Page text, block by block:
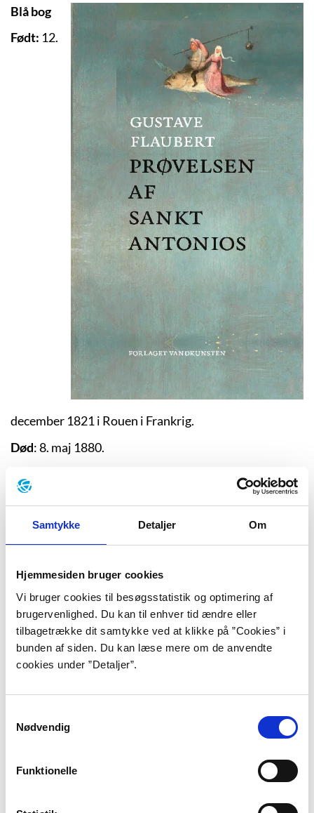
Samtykke Detaljer Om
Hjemmesiden bruger cookies
Vi bruger cookies til besøgsstatistik og optimering af
brugervenlighed. Du kan til enhver tid ændre eller
tilbagetrække dit samtykke ved at klikke på ”Cookies” i
bunden af siden. Du kan læse mere om de anvendte
cookies under ”Detaljer”.
Nødvendig
Funktionelle
Blå bog
Født: 12.
december 1821 i Rouen i Frankrig.
Død:8. maj 1880.
Flaubert påbegyndte jurastudiet i Paris i 1842, men
færdiggjorde aldrig uddannelsen.
Rêve d'enfer. 1837.
Vandkunsten, 2023. (La tentation de Saint-Antoine,
1874). Oversat af Jens Feilberg og Inger Rønne.
Inspiration:Honoré de Balzac.
”Kvindehjerter er som disse små
møbler fulde af hemmelige skuffer, der
passer ind i hinanden; man anstrenger
sig, man knækker neglene, og man
finder inderst inde en udtørret blomst,